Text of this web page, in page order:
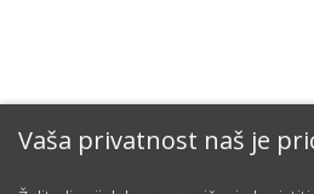
Vaša privatnost naš je